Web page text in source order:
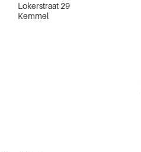
Lokerstraat 29
Kemmel